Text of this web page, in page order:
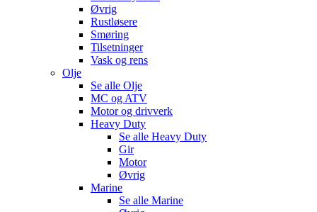
Øvrig
Rustløsere
Smøring
Tilsetninger
Vask og rens
Olje
Se alle Olje
MC og ATV
Motor og drivverk
Heavy Duty
Se alle Heavy Duty
Gir
Motor
Øvrig
Marine
Se alle Marine